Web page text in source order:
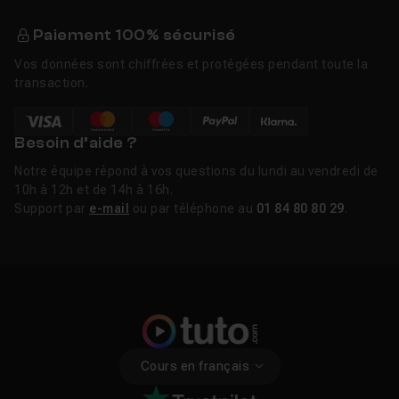
Paiement 100% sécurisé
Vos données sont chiffrées et protégées pendant toute la
transaction.
Besoin d’aide ?
Notre équipe répond à vos questions du lundi au vendredi de
10h à 12h et de 14h à 16h.
Support par e-mail ou par téléphone au 01 84 80 80 29
Cours en français